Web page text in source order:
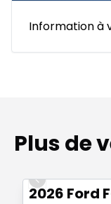
Information à
Plus de
Previous slide
2026 Ford